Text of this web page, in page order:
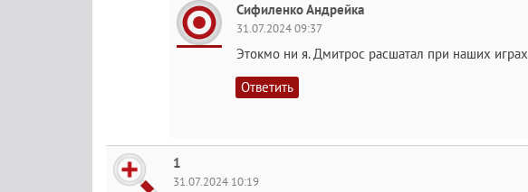
Сифиленко Андрейка
31.07.2024 09:37
Этокмо ни я. Дмитрос расшатал при наших играх
Ответить
1
31.07.2024 10:19